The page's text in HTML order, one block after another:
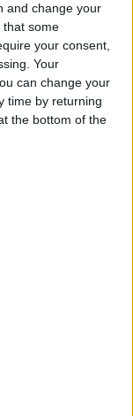
and change your
that some
your consent,
Your
can change your
time by returning
the bottom of the
indique
surtout, le
et laissé à en
plusieurs clubs
Surtout,